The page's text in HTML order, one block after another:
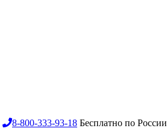
8-800-333-93-18 Бесплатно по России